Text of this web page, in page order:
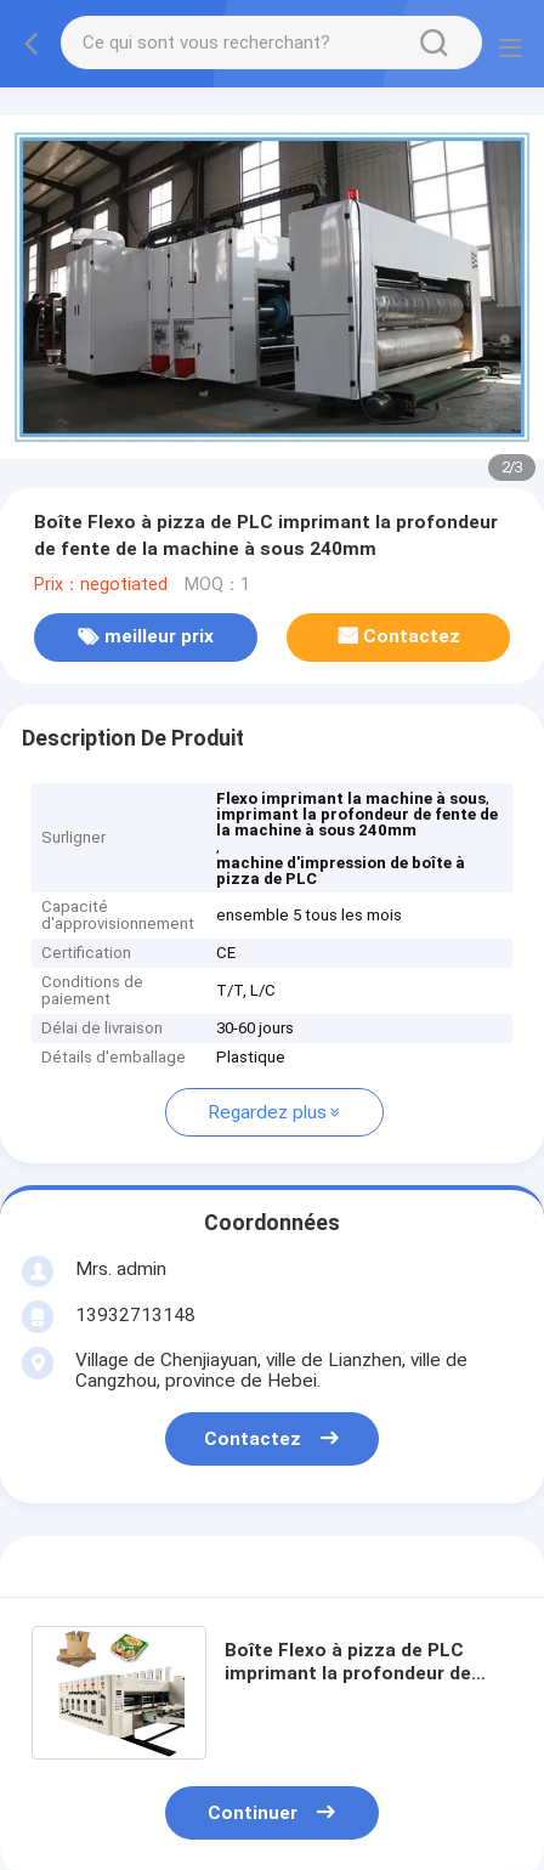
2/3
Boîte Flexo à pizza de PLC imprimant la profondeur
de fente de la machine à sous 240mm
Prix：negotiated MOQ：1
meilleur prix Contactez
Description De Produit
Surligner
Flexo imprimant la machine à sous,
imprimant la profondeur de fente de
la machine à sous 240mm
,
machine d'impression de boîte à
pizza de PLC
Capacité
d'approvisionnement
ensemble 5 tous les mois
Certification
CE
Conditions de
paiement
T/T, L/C
Délai de livraison
30-60 jours
Détails d'emballage
Plastique
Regardez plus
Coordonnées
Mrs. admin
13932713148
Village de Chenjiayuan, ville de Lianzhen, ville de
Cangzhou, province de Hebei.
Contactez
Boîte Flexo à pizza de PLC
imprimant la profondeur de
Continuer